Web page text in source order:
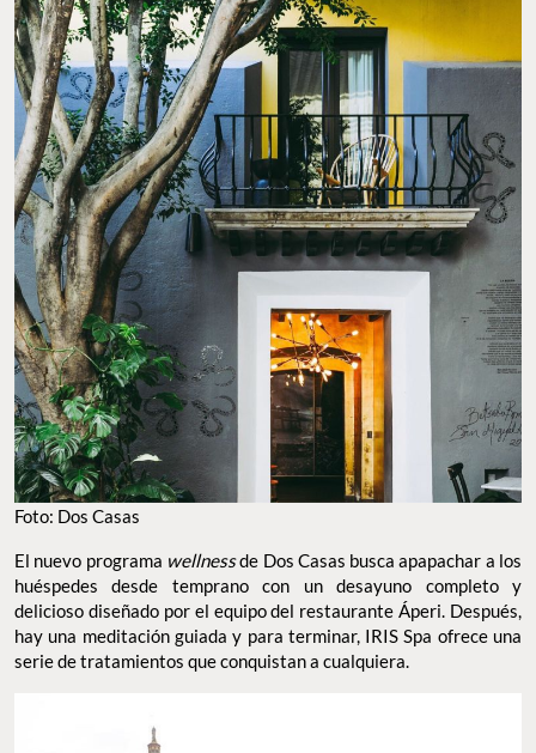
Foto: Dos Casas
El nuevo programa wellnessde Dos Casas busca apapachar a los
huéspedes desde temprano con un desayuno completo y
delicioso diseñado por el equipo del restaurante Áperi. Después,
hay una meditación guiada y para terminar, IRIS Spa ofrece una
serie de tratamientos que conquistan a cualquiera.